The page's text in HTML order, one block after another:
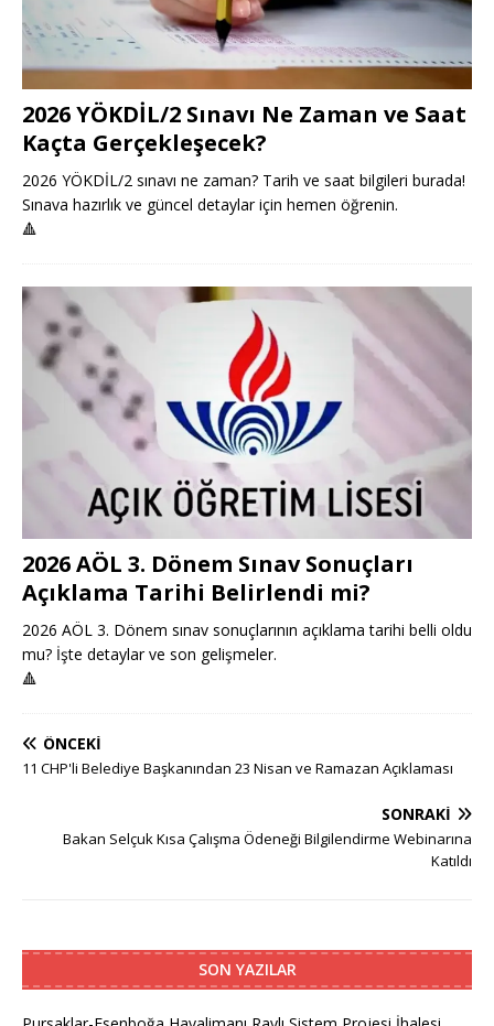
2026 YÖKDİL/2 Sınavı Ne Zaman ve Saat
Kaçta Gerçekleşecek?
2026 YÖKDİL/2 sınavı ne zaman? Tarih ve saat bilgileri burada!
Sınava hazırlık ve güncel detaylar için hemen öğrenin.
🔺
2026 AÖL 3. Dönem Sınav Sonuçları
Açıklama Tarihi Belirlendi mi?
2026 AÖL 3. Dönem sınav sonuçlarının açıklama tarihi belli oldu
mu? İşte detaylar ve son gelişmeler.
🔺
ÖNCEKI
11 CHP'li Belediye Başkanından 23 Nisan ve Ramazan Açıklaması
SONRAKI
Bakan Selçuk Kısa Çalışma Ödeneği Bilgilendirme Webinarına
Katıldı
SON YAZILAR